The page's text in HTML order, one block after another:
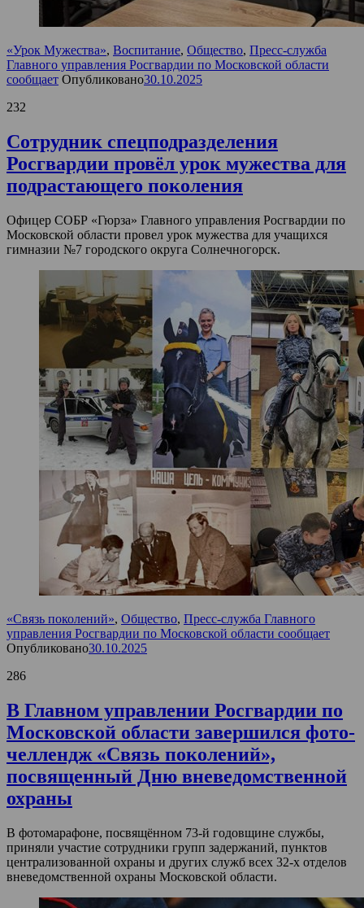
«Урок Мужества», Воспитание, Общество, Пресс-служба
Главного управления Росгвардии по Московской области
сообщает Опубликовано30.10.2025
232
Сотрудник спецподразделения
Росгвардии провёл урок мужества для
подрастающего поколения
Офицер СОБР «Гюрза» Главного управления Росгвардии по
Московской области провел урок мужества для учащихся
гимназии №7 городского округа Солнечногорск.
«Связь поколений», Общество, Пресс-служба Главного
управления Росгвардии по Московской области сообщает
Опубликовано30.10.2025
286
В Главном управлении Росгвардии по
Московской области завершился фото-
челлендж «Связь поколений»,
посвященный Дню вневедомственной
охраны
В фотомарафоне, посвящённом 73-й годовщине службы,
приняли участие сотрудники групп задержаний, пунктов
централизованной охраны и других служб всех 32-х отделов
вневедомственной охраны Московской области.